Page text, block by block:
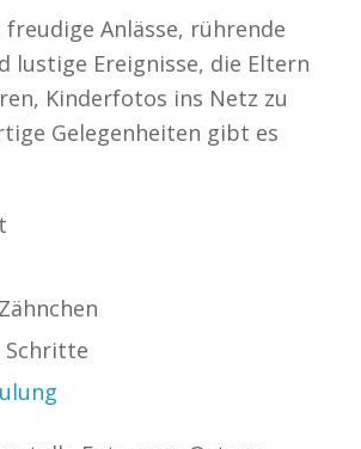
freudige Anlässe, rührende
lustige Ereignisse, die Eltern
Kinderfotos ins Netz zu
Gelegenheiten gibt es
Schritte